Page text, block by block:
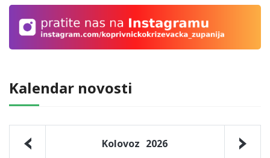
Kalendar novosti
Kolovoz 2026